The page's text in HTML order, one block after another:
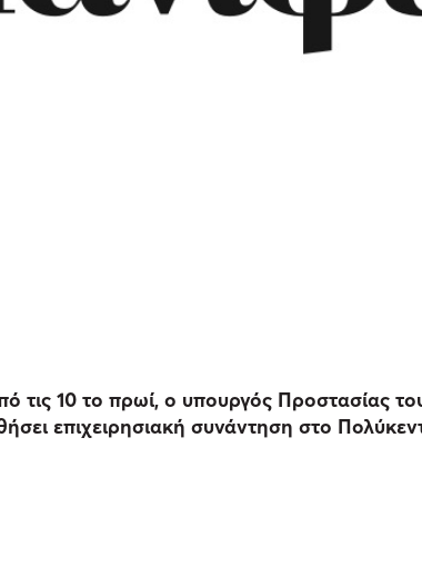
10 το πρωί, ο υπουργός Προστασίας
επιχειρησιακή συνάντηση στο